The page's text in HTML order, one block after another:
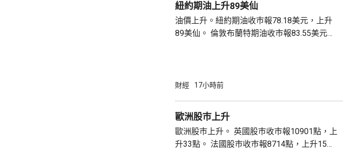
紐約期油上升89美仙
油價上升。紐約期油收巿報78.18美元，上升
89美仙。 倫敦布蘭特期油收巿報83.55美元，
財經 17小時前
歐洲股巿上升
歐洲股巿上升。 英國股巿收巿報10901點，上
升33點。 法國股巿收巿報8714點，上升15